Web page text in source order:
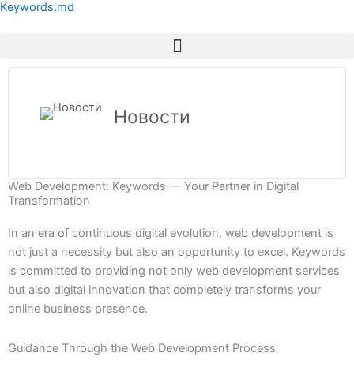
Перейти
Keywords.md
Новости
Web Development: Keywords — Your Partner in Digital
Transformation
In an era of continuous digital evolution, web development is
not just a necessity but also an opportunity to excel. Keywords
is committed to providing not only web development services
but also digital innovation that completely transforms your
online business presence.
Guidance Through the Web Development Process